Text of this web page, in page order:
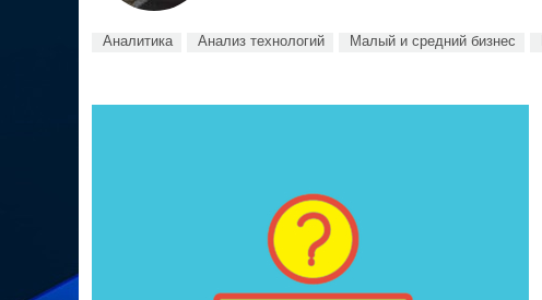
Аналитика Анализ технологий Малый и средний бизнес